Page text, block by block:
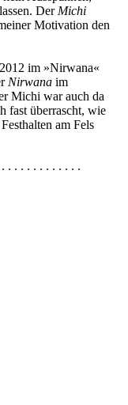
Der Michi
Motivation den
im »Nirwana«
Nirwana im
Michi war auch da
fast überrascht, wie
am Fels
. . . . . . . . . . . .